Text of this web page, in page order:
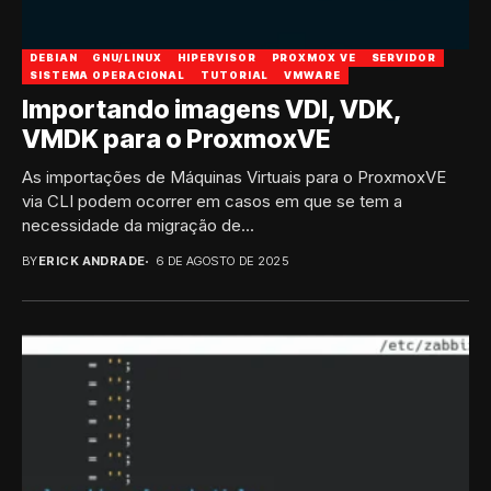
DEBIAN GNU/LINUX HIPERVISOR PROXMOX VE
SERVIDOR
SISTEMA OPERACIONAL
TUTORIAL VMWARE
Importando imagens VDI, VDK,
VMDK para o ProxmoxVE
As importações de Máquinas Virtuais para o ProxmoxVE
via CLI podem ocorrer em casos em que se tem a
necessidade da migração de...
BYERICK ANDRADE 6 DE AGOSTO DE 2025